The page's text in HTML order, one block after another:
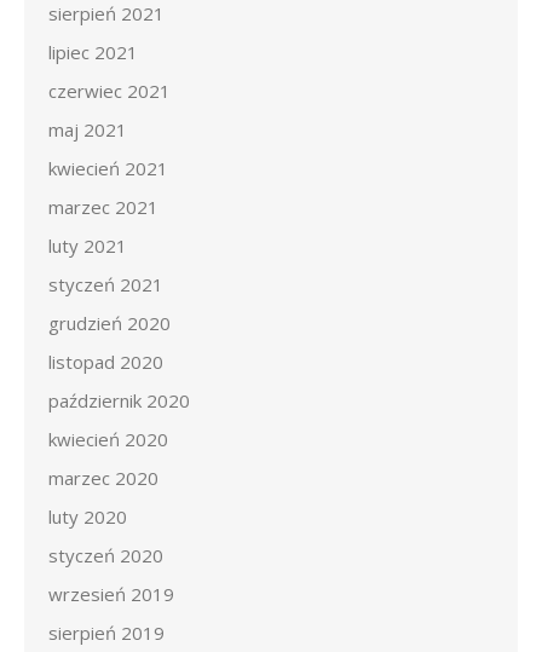
sierpień 2021
lipiec 2021
czerwiec 2021
maj 2021
kwiecień 2021
marzec 2021
luty 2021
styczeń 2021
grudzień 2020
listopad 2020
październik 2020
kwiecień 2020
marzec 2020
luty 2020
styczeń 2020
wrzesień 2019
sierpień 2019